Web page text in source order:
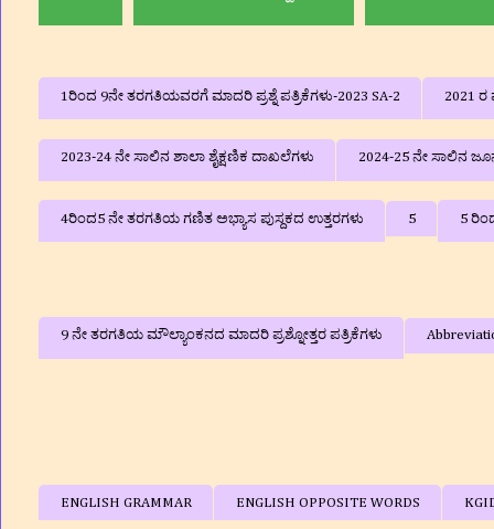
1ರಿಂದ 9ನೇ ತರಗತಿಯವರಗೆ ಮಾದರಿ ಪ್ರಶ್ನೆ ಪತ್ರಿಕೆಗಳು-2023 SA-2 2021 ರ
2023-24 ನೇ ಸಾಲಿನ ಶಾಲಾ ಶೈಕ್ಷಣಿಕ ದಾಖಲೆಗಳು 2024-25 ನೇ ಸಾಲಿನ
4ರಿಂದ5 ನೇ ತರಗತಿಯ ಗಣಿತ ಅಭ್ಯಾಸ ಪುಸ್ದಕದ ಉತ್ತರಗಳು 5 5
9 ನೇ ತರಗತಿಯ ಮೌಲ್ಯಾಂಕನದ ಮಾದರಿ ಪ್ರಶ್ನೋತ್ತರ ಪತ್ರಿಕೆಗಳು
ENGLISH GRAMMAR ENGLISH OPPOSITE WORDS